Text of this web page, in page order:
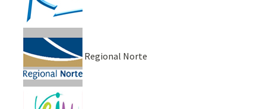
Regional Norte